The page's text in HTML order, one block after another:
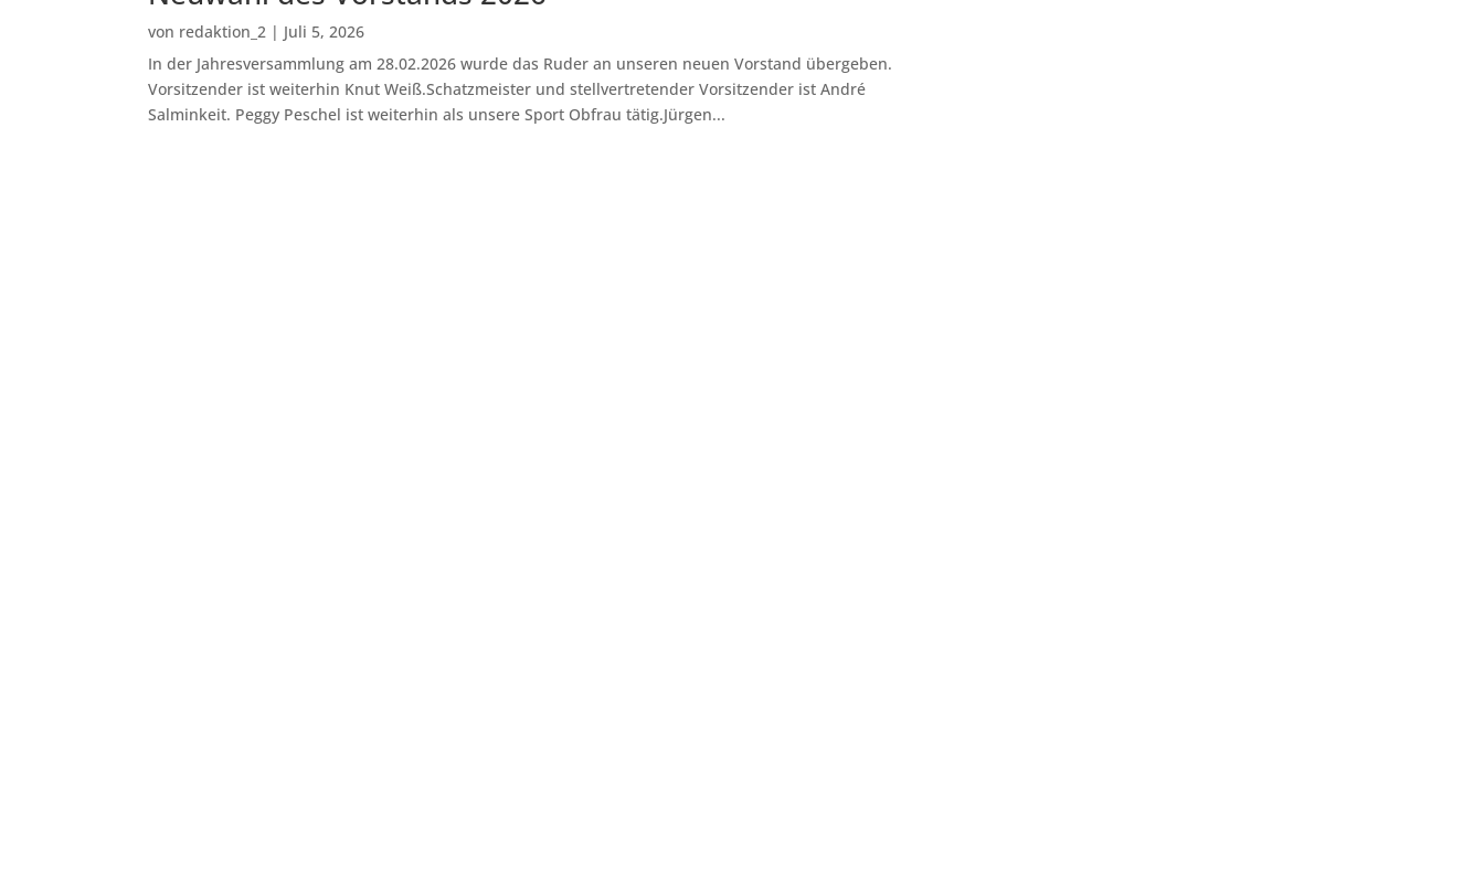
von redaktion_2 | Juli 5, 2026
In der Jahresversammlung am 28.02.2026 wurde das Ruder an unseren neuen Vorstand übergeben.
Vorsitzender ist weiterhin Knut Weiß.Schatzmeister und stellvertretender Vorsitzender ist André
Salminkeit. Peggy Peschel ist weiterhin als unsere Sport Obfrau tätig.Jürgen...